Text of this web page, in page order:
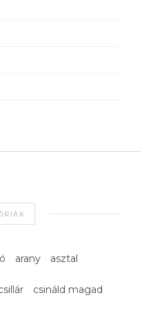
arany asztal
csináld magad